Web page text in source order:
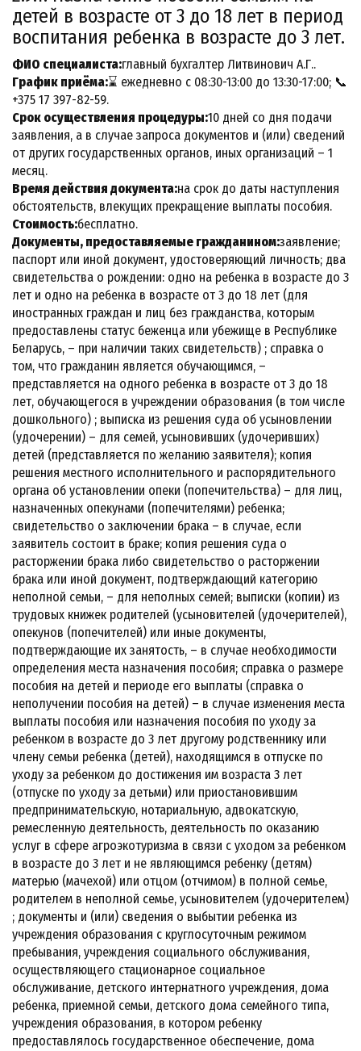
детей в возрасте от 3 до 18 лет в период
воспитания ребенка в возрасте до 3 лет.
ФИО специалиста:главный бухгалтер Литвинович А.Г..
График приёма:⌛ ежедневно с 08:30-13:00 до 13:30-17:00; 📞
+375 17 397-82-59.
Срок осуществления процедуры:10 дней со дня подачи
заявления, а в случае запроса документов и (или) сведений
от других государственных органов, иных организаций – 1
месяц.
Время действия документа:на срок до даты наступления
обстоятельств, влекущих прекращение выплаты пособия.
Стоимость:бесплатно.
Документы, предоставляемые гражданином:заявление;
паспорт или иной документ, удостоверяющий личность; два
свидетельства о рождении: одно на ребенка в возрасте до 3
лет и одно на ребенка в возрасте от 3 до 18 лет (для
иностранных граждан и лиц без гражданства, которым
предоставлены статус беженца или убежище в Республике
Беларусь, – при наличии таких свидетельств) ; справка о
том, что гражданин является обучающимся, –
представляется на одного ребенка в возрасте от 3 до 18
лет, обучающегося в учреждении образования (в том числе
дошкольного) ; выписка из решения суда об усыновлении
(удочерении) – для семей, усыновивших (удочеривших)
детей (представляется по желанию заявителя); копия
решения местного исполнительного и распорядительного
органа об установлении опеки (попечительства) – для лиц,
назначенных опекунами (попечителями) ребенка;
свидетельство о заключении брака – в случае, если
заявитель состоит в браке; копия решения суда о
расторжении брака либо свидетельство о расторжении
брака или иной документ, подтверждающий категорию
неполной семьи, – для неполных семей; выписки (копии) из
трудовых книжек родителей (усыновителей (удочерителей),
опекунов (попечителей) или иные документы,
подтверждающие их занятость, – в случае необходимости
определения места назначения пособия; справка о размере
пособия на детей и периоде его выплаты (справка о
неполучении пособия на детей) – в случае изменения места
выплаты пособия или назначения пособия по уходу за
ребенком в возрасте до 3 лет другому родственнику или
члену семьи ребенка (детей), находящимся в отпуске по
уходу за ребенком до достижения им возраста 3 лет
(отпуске по уходу за детьми) или приостановившим
предпринимательскую, нотариальную, адвокатскую,
ремесленную деятельность, деятельность по оказанию
услуг в сфере агроэкотуризма в связи с уходом за ребенком
в возрасте до 3 лет и не являющимся ребенку (детям)
матерью (мачехой) или отцом (отчимом) в полной семье,
родителем в неполной семье, усыновителем (удочерителем)
; документы и (или) сведения о выбытии ребенка из
учреждения образования с круглосуточным режимом
пребывания, учреждения социального обслуживания,
осуществляющего стационарное социальное
обслуживание, детского интернатного учреждения, дома
ребенка, приемной семьи, детского дома семейного типа,
учреждения образования, в котором ребенку
предоставлялось государственное обеспечение, дома